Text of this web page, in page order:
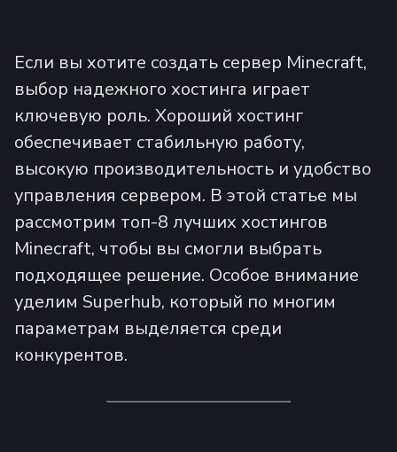
Если вы хотите создать сервер Minecraft,
выбор надежного хостинга играет
ключевую роль. Хороший хостинг
обеспечивает стабильную работу,
высокую производительность и удобство
управления сервером. В этой статье мы
рассмотрим топ-8 лучших хостингов
Minecraft, чтобы вы смогли выбрать
подходящее решение. Особое внимание
уделим Superhub, который по многим
параметрам выделяется среди
конкурентов.